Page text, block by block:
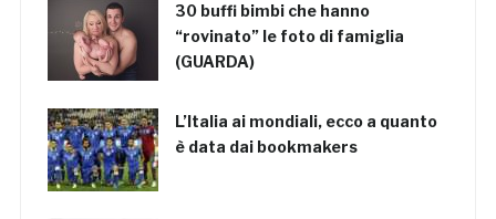
30 buffi bimbi che hanno
“rovinato” le foto di famiglia
(GUARDA)
L’Italia ai mondiali, ecco a quanto
è data dai bookmakers